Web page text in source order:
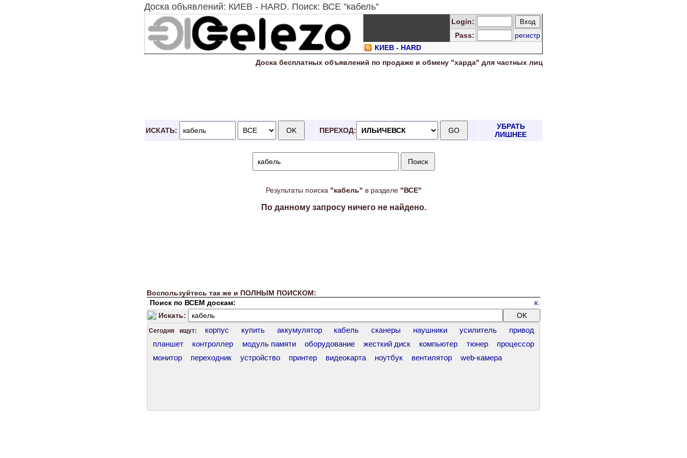
Доска объявлений: КИЕВ - HARD. Поиск: ВСЕ ''кабель''
Login:
Pass:
регистр
КИЕВ - HARD
Доска бесплатных объявлений по продаже и обмену "харда" для частных лиц
ИСКАТЬ: ПЕРЕХОД:
УБРАТЬ
ЛИШНЕЕ
Результаты поиска "кабель" в разделе "ВСЕ"
По данному запросу ничего не найдено.
Воспользуйтесь так же и ПОЛНЫМ ПОИСКОМ:
Поиск по ВСЕМ доскам:
Искать:
Сегодня ищут: корпус купить аккумулятор кабель сканеры наушники усилитель
привод
планшет
контроллер модуль памяти оборудование жесткий диск компьютер тюнер
процессор
монитор
переходник устройство принтер видеокарта ноутбук вентилятор web-камера